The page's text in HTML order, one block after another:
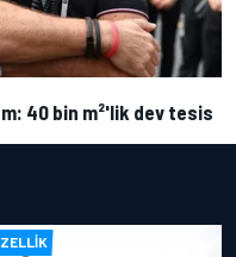
40 bin m²'lik dev tesis